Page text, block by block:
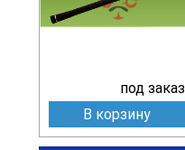
под заказ
В корзину